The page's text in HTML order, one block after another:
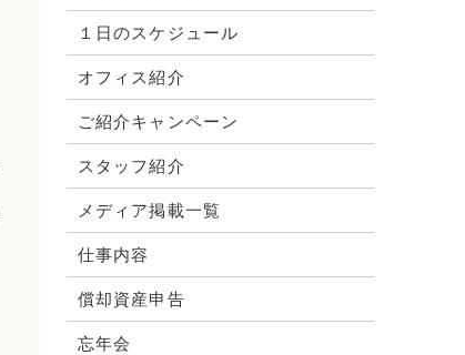
１日のスケジュール
オフィス紹介
ご紹介キャンペーン
スタッフ紹介
メディア掲載一覧
仕事内容
償却資産申告
忘年会